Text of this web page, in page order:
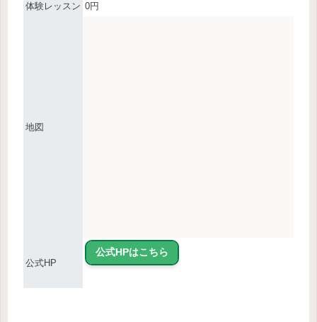
体験レッスン 0円
地図
公式HP
公式HPはこちら